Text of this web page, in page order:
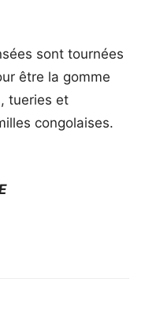
sont tournées
être la gomme
tueries et
congolaises.